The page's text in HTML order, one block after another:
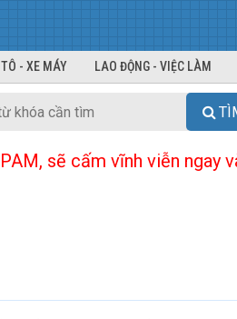
- XE MÁY LAO ĐỘNG - VIỆC LÀM
sẽ cấm vĩnh viễn ngay